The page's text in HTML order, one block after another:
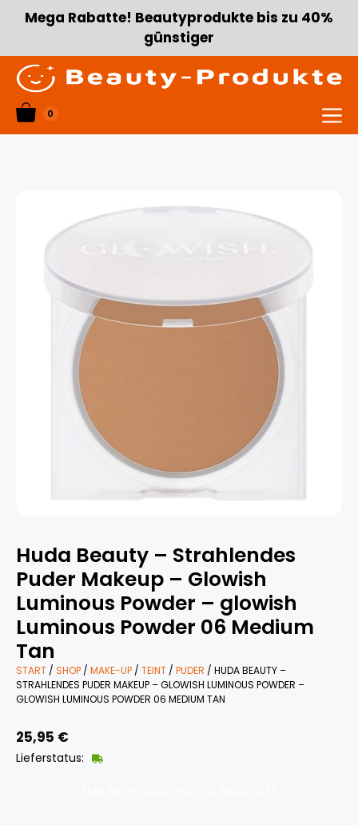
Zum
Inhalt
Mega Rabatte! Beautyprodukte bis zu 40%
günstiger
0
Menü
Huda Beauty – Strahlendes
Puder Makeup – Glowish
Luminous Powder – glowish
Luminous Powder 06 Medium
Tan
START / SHOP / MAKE-UP / TEINT / PUDER / HUDA BEAUTY –
STRAHLENDES PUDER MAKEUP – GLOWISH LUMINOUS POWDER –
GLOWISH LUMINOUS POWDER 06 MEDIUM TAN
25,95 €
Lieferstatus: